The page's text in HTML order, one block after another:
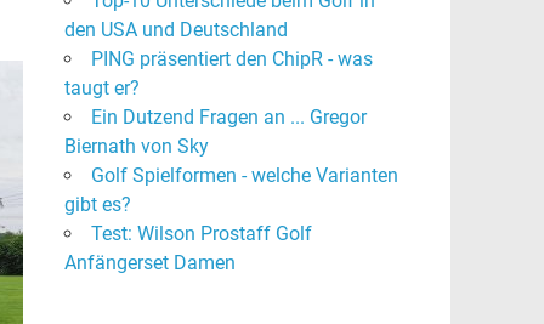
den USA und Deutschland
PING präsentiert den ChipR - was
taugt er?
Ein Dutzend Fragen an ... Gregor
Biernath von Sky
Golf Spielformen - welche Varianten
gibt es?
Test: Wilson Prostaff Golf
Anfängerset Damen